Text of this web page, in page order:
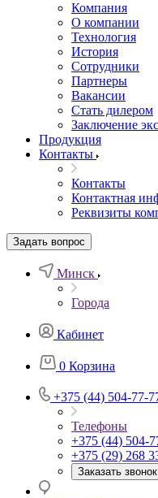
Компания
О компании
Технология
История
Сотрудники
Партнеры
Вакансии
Стать дилером
Заключение
Продукция
Контакты
Контакты
Контактная
Реквизиты
Задать вопрос
Минск
Города
Кабинет
0 Корзина
+375 (44) 504-77-
Телефоны
+375 (44) 504-
+375 (29) 268
Заказать звонок